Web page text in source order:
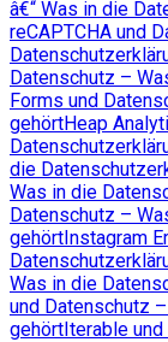
â€“ Was in die
reCAPTCHA und
Datenschutz –
Forms und
gehörtHeap
die
Was in die
Datenschutz –
gehörtInstagram
Was in die
und Datenschutz
gehörtIterable